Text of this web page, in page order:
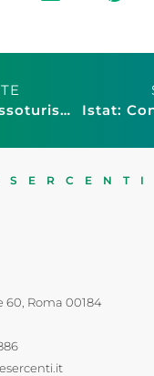
Turismo: Assoturismo-CST, sulle vacanze di Pasqua pesa la guerra, -200mila presenze (-1,3%) rispetto al 2025
60, Roma 00184